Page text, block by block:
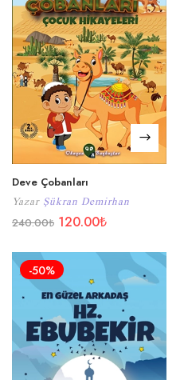
Deve Çobanları
Yazar Şükran Demirhan
240.00₺ 120.00₺
-50%